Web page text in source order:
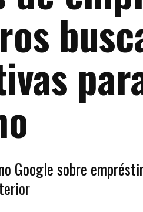
Google sobre